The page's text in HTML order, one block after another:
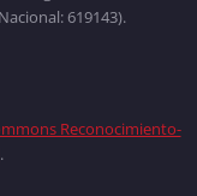
619143).
Reconocimiento-
.